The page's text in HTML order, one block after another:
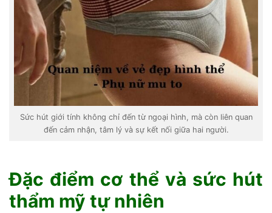
Sức hút giới tính không chỉ đến từ ngoại hình, mà còn liên quan
đến cảm nhận, tâm lý và sự kết nối giữa hai người.
Đặc điểm cơ thể và sức hút
thẩm mỹ tự nhiên